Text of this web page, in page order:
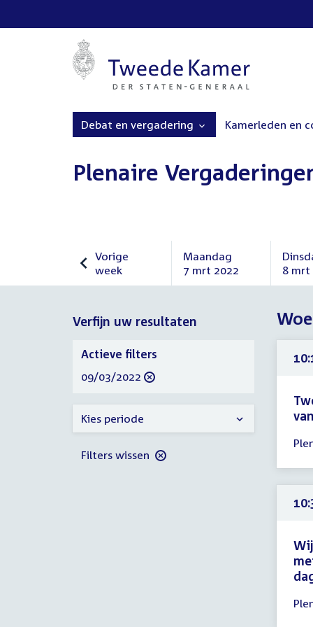
Debat en vergadering Kamerleden en
Plenaire
Vorige
week
Vorige
Maandag
7 mrt 2022
Maandag
2022
8 mrt
2022
Verfijn uw resultaten
-
Verfijn
uw
resultaten
Actieve filters
verwijder
09/03/2022
Kies periode
Filters wissen